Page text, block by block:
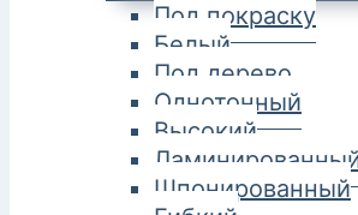
Под покраску
Белый
Под дерево
Однотонный
Высокий
Шпонированный